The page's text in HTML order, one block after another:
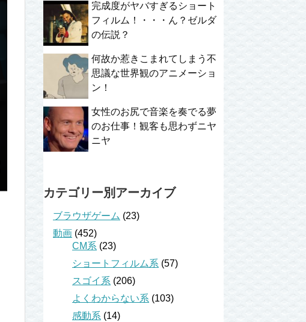
完成度がヤバすぎるショート
フィルム！・・・ん？ゼルダ
の伝説？
何故か惹きこまれてしまう不
思議な世界観のアニメーショ
ン！
女性のお尻で音楽を奏でる夢
のお仕事！観客も思わずニヤ
ニヤ
カテゴリー別アーカイブ
ブラウザゲーム (23)
動画 (452)
CM系 (23)
ショートフィルム系 (57)
スゴイ系 (206)
よくわからない系 (103)
感動系 (14)